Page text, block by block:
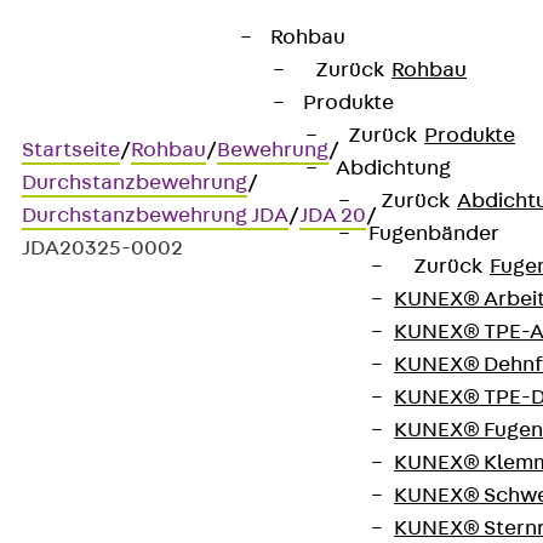
Rohbau
Zurück Rohbau
Produkte
Zurück Produkte
Abdichtung
Zurück
Fugenbänder
Zurück
KUNEX®
KUNEX®
KUNEX®
KUNEX®
KUNEX®
KUNEX®
KUNEX®
KUNEX®
Startseite/Rohbau/Bewehrung/
Durchstanzbewehrung/
Durchstanzbewehrung JDA/JDA 20/
JDA20325-0002
JORDAHL JDA Element
Durchstanzbewehrung, zur